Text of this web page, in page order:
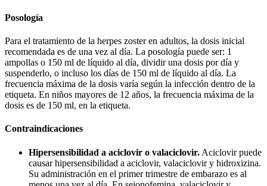
Posología
Para el tratamiento de la herpes zoster en adultos, la dosis inicial
recomendada es de una vez al día. La posología puede ser: 1
ampollas o 150 ml de líquido al día, dividir una dosis por día y
suspenderlo, o incluso los días de 150 ml de líquido al día. La
frecuencia máxima de la dosis varía según la infección dentro de la
etiqueta. En niños mayores de 12 años, la frecuencia máxima de la
dosis es de 150 ml, en la etiqueta.
Contraindicaciones
Hipersensibilidad a aciclovir o valaciclovir. Aciclovir puede
causar hipersensibilidad a aciclovir, valaciclovir y hidroxizina.
Su administración en el primer trimestre de embarazo es al